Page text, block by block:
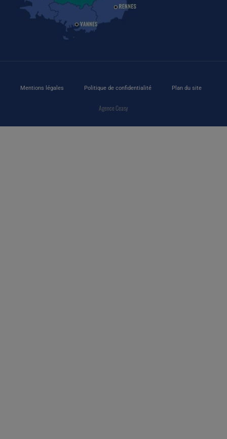
Mentions légales Politique de confidentialité Plan du site
Agence Ceasy